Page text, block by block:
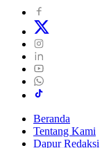
Beranda
Tentang Kami
Dapur Redaksi